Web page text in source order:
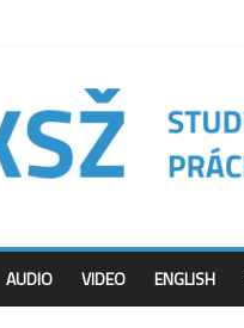
AUDIO VIDEO ENGLISH